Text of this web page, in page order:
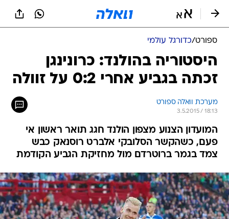
ספורט/כדורגל עולמי
היסטוריה בהולנד: כרונינגן
זכתה בגביע אחרי 0:2 על זוולה
מערכת וואלה ספורט
3.5.2015 / 18:13
המועדון הצנוע מצפון הולנד חגג תואר ראשון אי
פעם, כשהקשר הסלובקי אלברט רוסנאק כבש
צמד בגמר ברוטרדם מול מחזיקת הגביע הקודמת